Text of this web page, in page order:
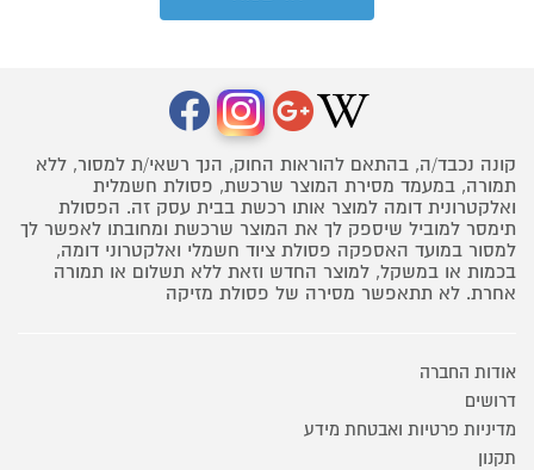
קונה נכבד/ה, בהתאם להוראות החוק, הנך רשאי/ת למסור, ללא
תמורה, במעמד מסירת המוצר שרכשת, פסולת חשמלית
ואלקטרונית דומה למוצר אותו רכשת בבית עסק זה. הפסולת
תימסר למוביל שיספק לך את המוצר שרכשת ומחובתו לאפשר לך
למסור במועד האספקה פסולת ציוד חשמלי ואלקטרוני דומה,
בכמות או במשקל, למוצר החדש וזאת ללא תשלום או תמורה
אחרת. לא תתאפשר מסירה של פסולת מזיקה
אודות החברה
דרושים
מדיניות פרטיות ואבטחת מידע
תקנון